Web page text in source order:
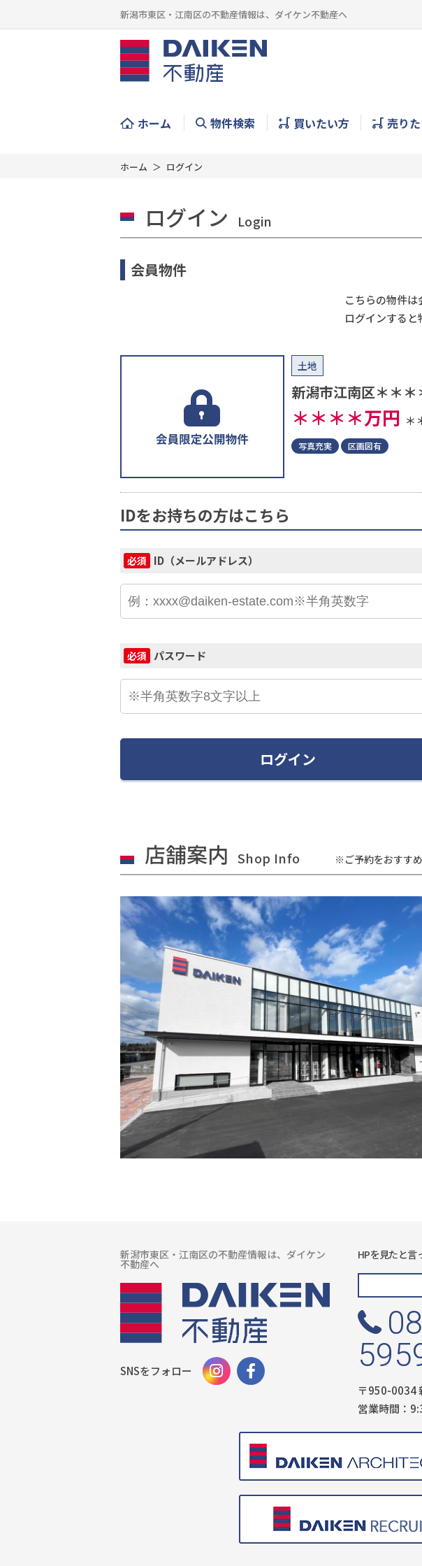
新潟市東区・江南区の不動産情報は、ダイケン不動産へ
ホーム 物件検索 買いたい方 売り
ホーム ログイン
ログイン Login
会員物件
こちらの物件は
ログインすると
土地
新潟市江南区＊＊＊
＊＊＊＊万円 ＊
写真充実 区画図有
IDをお持ちの方はこちら
必須 ID（メールアドレス）
必須 パスワード
ログイン
店舗案内 Shop Info ※ご予約をおすす
新潟市東区・江南区の不動産情報は、ダイケン
不動産へ
SNSをフォロー
HPを見たと言
〒950-0034
営業時間：